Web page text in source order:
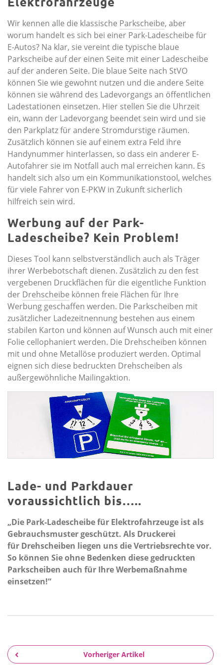
Wir kennen alle die klassische Parkscheibe, aber
worum handelt es sich bei einer Park-Ladescheibe für
E-Autos? Na klar, sie vereint die typische blaue
Parkscheibe auf der einen Seite mit einer Ladescheibe
auf der anderen Seite. Die blaue Seite nach StVO
können Sie wie gewohnt nutzen und die andere Seite
können sie während des Ladevorgangs an öffentlichen
Ladestationen einsetzen. Hier stellen Sie die Uhrzeit
ein, wann der Ladevorgang beendet sein wird und sie
den Parkplatz für andere Stromdurstige räumen.
Zusätzlich können sie auf einem extra Feld ihre
Handynummer hinterlassen, so dass ein anderer E-
Autofahrer sie im Notfall auch mal erreichen kann. Es
handelt sich also um ein Kommunikationstool, welches
für viele Fahrer von E-PKW in Zukunft sicherlich
hilfreich sein wird.
Werbung auf der Park-
Ladescheibe? Kein Problem!
Dieses Tool kann selbstverständlich auch als Träger
ihrer Werbebotschaft dienen. Zusätzlich zu den fest
vergebenen Druckflächen für die eigentliche Funktion
der Drehscheibe können freie Flächen für Ihre
Werbung geschaffen werden. Die Parkscheiben mit
zusätzlicher Ladezeitnennung bestehen aus einem
stabilen Karton und können auf Wunsch auch mit einer
Folie cellophaniert werden. Die Drehscheiben können
mit und ohne Metallöse produziert werden. Optimal
eignen sich diese bedruckten Drehscheiben als
außergewöhnliche Mailingaktion.
Lade- und Parkdauer
voraussichtlich bis…..
„Die Park-Ladescheibe für Elektrofahrzeuge ist als
Gebrauchsmuster geschützt. Als Druckerei
für Drehscheiben liegen uns die Vertriebsrechte vor.
So können Sie ohne Bedenken diese gedruckten
Parkscheiben auch für Ihre Werbemaßnahme
einsetzen!“
Vorheriger Artikel